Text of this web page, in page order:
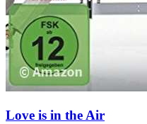
Love is in the Air